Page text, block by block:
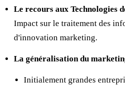
Le recours aux Technologies
Impact sur le traitement des
d'innovation marketing.
La généralisation du
Initialement grandes